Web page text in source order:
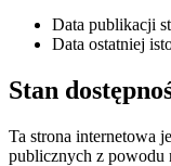
Data publikacji
Data ostatniej
Stan
Ta strona internetowa
publicznych z powodu